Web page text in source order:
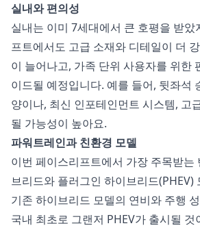
실내와 편의성
실내는 이미 7세대에서 큰 호평을 받았
프트에서도 고급 소재와 디테일이 더
이 늘어나고, 가족 단위 사용자를 위한
이드될 예정입니다. 예를 들어, 뒷좌석
양이나, 최신 인포테인먼트 시스템, 고
될 가능성이 높아요.
파워트레인과 친환경 모델
이번 페이스리프트에서 가장 주목받는
브리드와 플러그인 하이브리드(PHEV)
기존 하이브리드 모델의 연비와 주행
국내 최초로 그랜저 PHEV가 출시될